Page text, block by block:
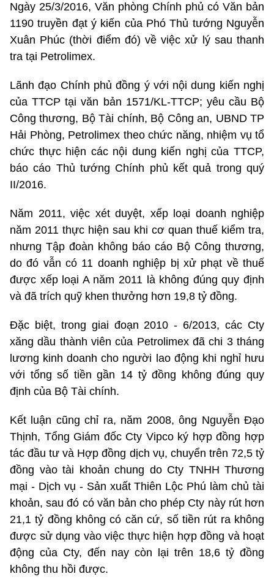
Ngày 25/3/2016, Văn phòng Chính phủ có Văn bản
1190 truyền đạt ý kiến của Phó Thủ tướng Nguyễn
Xuân Phúc (thời điểm đó) về việc xử lý sau thanh
tra tại Petrolimex.
Lãnh đạo Chính phủ đồng ý với nội dung kiến nghị
của TTCP tại văn bản 1571/KL-TTCP; yêu cầu Bộ
Công thương, Bộ Tài chính, Bộ Công an, UBND TP
Hải Phòng, Petrolimex theo chức năng, nhiệm vụ tổ
chức thực hiện các nội dung kiến nghị của TTCP,
báo cáo Thủ tướng Chính phủ kết quả trong quý
II/2016.
Năm 2011, việc xét duyệt, xếp loại doanh nghiệp
năm 2011 thực hiện sau khi cơ quan thuế kiểm tra,
nhưng Tập đoàn không báo cáo Bộ Công thương,
do đó vẫn có 11 doanh nghiệp bị xử phạt về thuế
được xếp loại A năm 2011 là không đúng quy định
và đã trích quỹ khen thưởng hơn 19,8 tỷ đồng.
Đặc biệt, trong giai đoạn 2010 - 6/2013, các Cty
xăng dầu thành viên của Petrolimex đã chi 3 tháng
lương kinh doanh cho người lao động khi nghỉ hưu
với tổng số tiền gần 14 tỷ đồng không đúng quy
định của Bộ Tài chính.
Kết luận cũng chỉ ra, năm 2008, ông Nguyễn Đạo
Thịnh, Tổng Giám đốc Cty Vipco ký hợp đồng hợp
tác đầu tư và Hợp đồng dịch vụ, chuyển trên 72,5 tỷ
đồng vào tài khoản chung do Cty TNHH Thương
mại - Dịch vụ - Sản xuất Thiên Lộc Phú làm chủ tài
khoản, sau đó có văn bản cho phép Cty này rút hơn
21,1 tỷ đồng không có căn cứ, số tiền rút ra không
được sử dụng vào việc thực hiện hợp đồng và hoạt
động của Cty, đến nay còn lại trên 18,6 tỷ đồng
không thu hồi được.